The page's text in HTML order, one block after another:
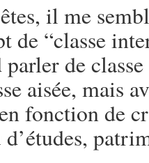
il me
de “classe
parler de
aisée, mais
fonction de
d’études,